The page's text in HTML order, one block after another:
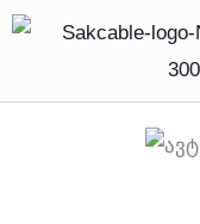
Skip